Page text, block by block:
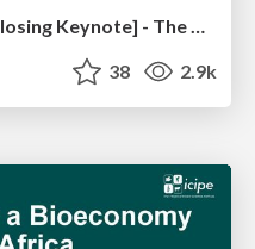
[Rails World 2023 - Day 1 Closing Keynote] - The Magic of Rails
38 2.9k